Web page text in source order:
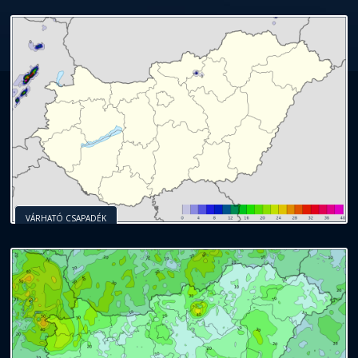
VÁRHATÓ CSAPADÉK